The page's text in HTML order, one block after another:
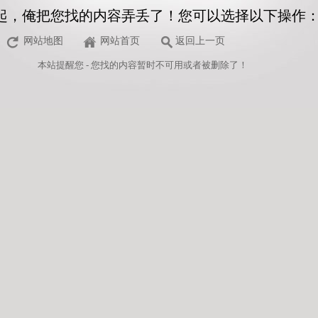
，俺把您找的内容弄丢了！您可以选择以下操作
网站地图 网站首页 返回上一页
本站提醒您 - 您找的内容暂时不可用或者被删除了！